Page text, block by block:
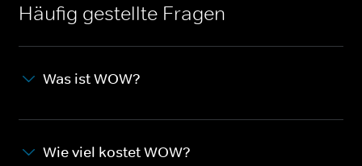
Häufig gestellte Fragen
Was ist WOW?
Wie viel kostet WOW?